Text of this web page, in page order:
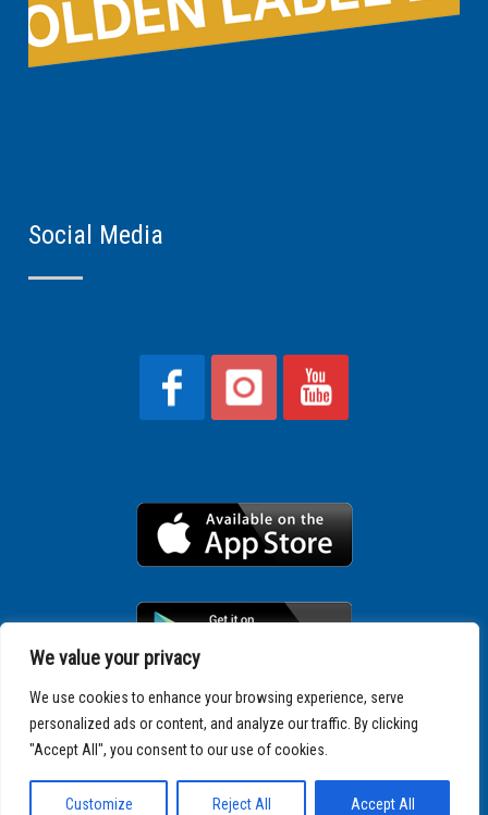
We value your privacy
We use cookies to enhance your browsing experience, serve
personalized ads or content, and analyze our traffic. By clicking
"Accept All", you consent to our use of cookies.
Customize Reject All Accept All
Social Media
Copyright © 2025 SPARTATHLON